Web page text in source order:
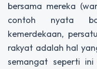
bersama mereka
contoh nyata
kemerdekaan,
rakyat adalah hal
semangat seperti